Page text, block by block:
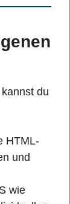
du
HTML-
und
wie